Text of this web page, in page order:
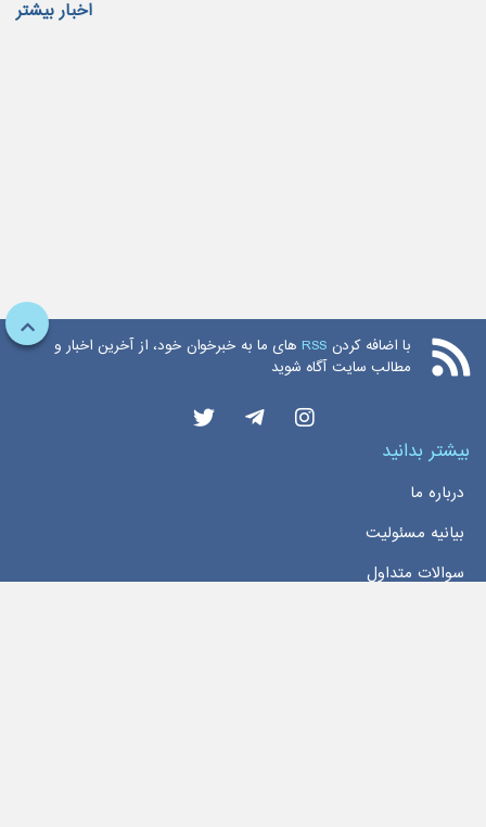
اخبار بیشتر
با اضافه کردن RSS های ما به خبرخوان خود، از آخرین اخبار و
مطالب سایت آگاه شوید
بیشتر بدانید
درباره ما
بیانیه مسئولیت
سوالات متداول